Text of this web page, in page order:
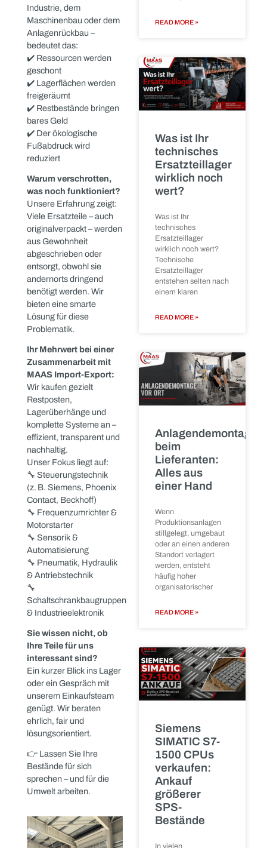
Unser Team – hier
vertreten durch Marvin
Heimann und Florian
Maas – prüft jedes
eingekaufte Bauteil auf
Zustand und
Einsatzfähigkeit.
unser Anspruch ist klar:
Nur funktionale,
industriell verwertbare
Komponenten schaffen
und damit in einen
zweiten Lebenszyklus.
Für unsere Lieferanten –
Unternehmen aus der
Industrie, dem
Maschinenbau oder dem
Anlagenrückbau –
bedeutet das:
✔️ Ressourcen werden
geschont
✔️ Lagerflächen werden
freigeräumt
✔️ Restbestände bringen
bares Geld
✔️ Der ökologische
Fußabdruck wird
reduziert
Warum verschrotten,
was noch funktioniert?
Unsere Erfahrung zeigt:
Viele Ersatzteile – auch
originalverpackt – werden
aus Gewohnheit
abgeschrieben oder
entsorgt, obwohl sie
andernorts dringend
benötigt werden. Wir
bieten eine smarte
Lösung für diese
Problematik.
Zusammenarbeit mit
MAAS Import-Export:
Wir kaufen gezielt
Restposten,
Lagerüberhänge und
komplette Systeme an –
effizient, transparent und
nachhaltig.
Unser Fokus liegt auf:
🔧 Steuerungstechnik
(z. B. Siemens, Phoenix
Contact, Beckhoff)
Motorstarter
🔧 Sensorik &
Wie wir
größere
Positionen
verarbeiten
Wenn mehrere
baugleiche oder
ähnlich aufgebaute
Schaltschränke aus
Produktionsanlage frei
werden, stellt sich für
READ MORE »
Was ist Ihr
technisches
wirklich noch
wert?
Was ist Ihr
technisches
wirklich noch wert?
Technische
Ersatzteillager
entstehen selten nach
einem klaren
READ MORE »
beim
Lieferanten:
Alles aus
einer Hand
Wenn
Produktionsanlagen
oder an einen anderen